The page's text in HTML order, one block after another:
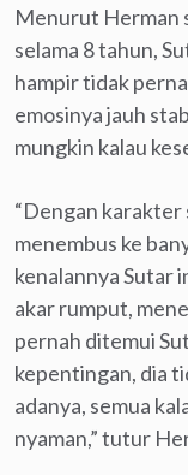
Menurut Herman
selama 8 tahun,
hampir tidak
emosinya jauh
mungkin kalau
“Dengan
menembus ke
kenalannya Sutar
akar rumput,
pernah ditemui
kepentingan, dia
adanya, semua
nyaman,” tutur